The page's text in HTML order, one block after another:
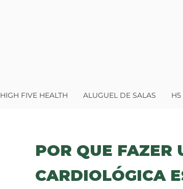
HIGH FIVE HEALTH ALUGUEL DE SALAS H5
POR QUE
CARDIOLÓGICA